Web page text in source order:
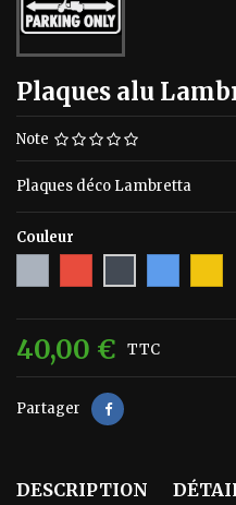
Plaques alu
Note
Plaques déco Lambretta
Couleur
40,00 € TTC
Partager
DESCRIPTION